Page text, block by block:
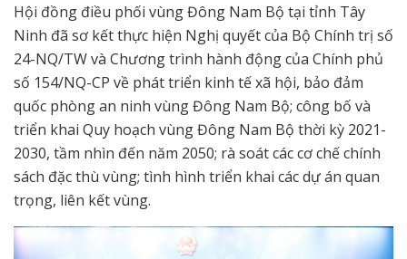
Hội đồng điều phối vùng Đông Nam Bộ tại tỉnh Tây
Ninh đã sơ kết thực hiện Nghị quyết của Bộ Chính trị số
24-NQ/TW và Chương trình hành động của Chính phủ
số 154/NQ-CP về phát triển kinh tế xã hội, bảo đảm
quốc phòng an ninh vùng Đông Nam Bộ; công bố và
triển khai Quy hoạch vùng Đông Nam Bộ thời kỳ 2021-
2030, tầm nhìn đến năm 2050; rà soát các cơ chế chính
sách đặc thù vùng; tình hình triển khai các dự án quan
trọng, liên kết vùng.